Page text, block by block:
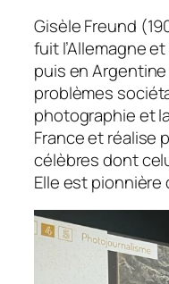
Gisèle Freund
fuit l’Allemagne
puis en
problèmes
photographie et
France et réalise
célèbres dont
Elle est pionnière